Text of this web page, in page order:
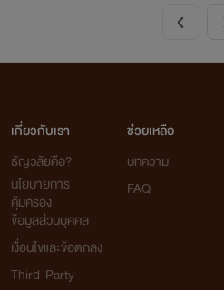
เกี่ยวกับเรา
ธัญวลัยคือ?
นโยบายการ
คุ้มครอง
ข้อมูลส่วนบุคคล
เงื่อนไขและข้อตกลง
Third-Party
ช่วยเหลือ
บทความ
FAQ